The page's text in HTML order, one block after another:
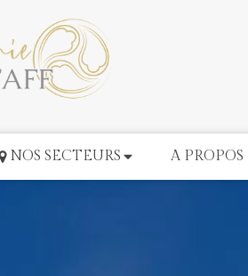
NOS SECTEURS A PROPOS